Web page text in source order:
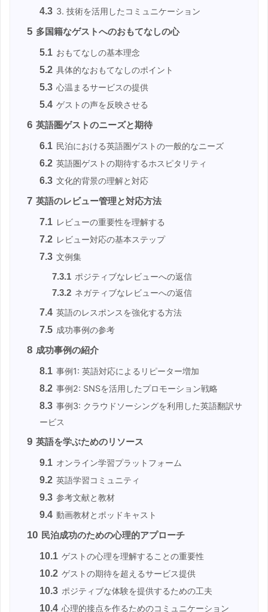
4.3 3. 技術を活用したコミュニケーション
5 多国籍なゲストへのおもてなしの心
5.1 おもてなしの基本理念
5.2 具体的なおもてなしのポイント
5.3 心温まるサービスの提供
5.4 ゲストの声を反映させる
6 英語圏ゲストのニーズと期待
6.1 民泊における英語圏ゲストの一般的なニーズ
6.2 英語圏ゲストの期待するホスピタリティ
6.3 文化的背景の理解と対応
7 英語のレビュー管理と対応方法
7.1 レビューの重要性を理解する
7.2 レビュー対応の基本ステップ
7.3 文例集
7.3.1 ポジティブなレビューへの返信
7.3.2 ネガティブなレビューへの返信
7.4 英語のレスポンスを強化する方法
7.5 成功事例の参考
8 成功事例の紹介
8.1 事例1: 英語対応によるリピーター増加
8.2 事例2: SNSを活用したプロモーション戦略
8.3 事例3: クラウドソーシングを利用した英語翻訳サ
ービス
9 英語を学ぶためのリソース
9.1 オンライン学習プラットフォーム
9.2 英語学習コミュニティ
9.3 参考文献と教材
9.4 動画教材とポッドキャスト
10 民泊成功のための心理的アプローチ
10.1 ゲストの心理を理解することの重要性
10.2 ゲストの期待を超えるサービス提供
10.3 ポジティブな体験を提供するための工夫
10.4 心理的接点を作るためのコミュニケーション